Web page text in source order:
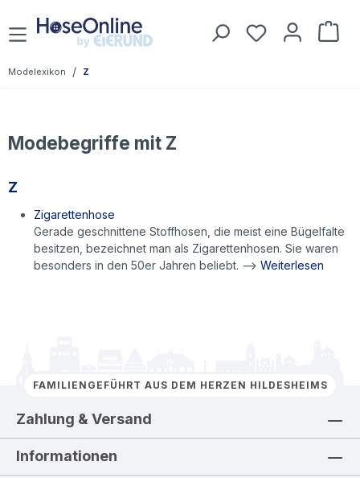
Zum Hauptinhalt springen Du hast 0
Modelexikon / Z
Modebegriffe mit Z
Z
Zigarettenhose
Gerade geschnittene Stoffhosen, die meist eine Bügelfalte
besitzen, bezeichnet man als Zigarettenhosen. Sie waren
besonders in den 50er Jahren beliebt. --> Weiterlesen
FAMILIENGEFÜHRT AUS DEM HERZEN HILDESHEIMS
Zahlung & Versand
Informationen